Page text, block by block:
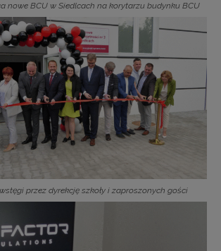
nowe BCU w Siedlcach na korytarzu budynku BCU
przez dyrekcję szkoły i zaproszonych gości